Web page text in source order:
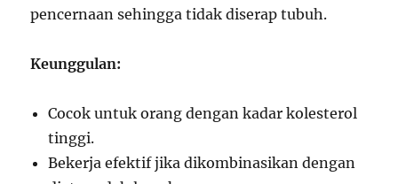
pencernaan sehingga tidak diserap tubuh.
Keunggulan:
Cocok untuk orang dengan kadar kolesterol
tinggi.
Bekerja efektif jika dikombinasikan dengan